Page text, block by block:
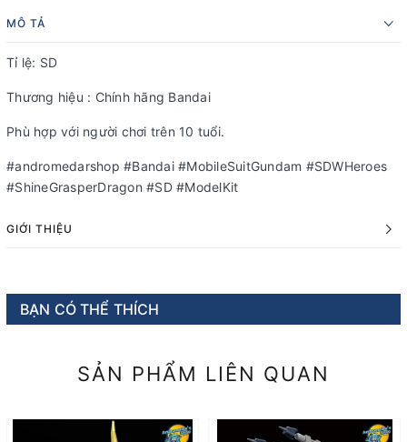
MÔ TẢ
Tỉ lệ: SD
Thương hiệu : Chính hãng Bandai
Phù hợp với người chơi trên 10 tuổi.
#andromedarshop #Bandai #MobileSuitGundam #SDWHeroes
#ShineGrasperDragon #SD #ModelKit
GIỚI THIỆU
BẠN CÓ THỂ THÍCH
SẢN PHẨM LIÊN QUAN